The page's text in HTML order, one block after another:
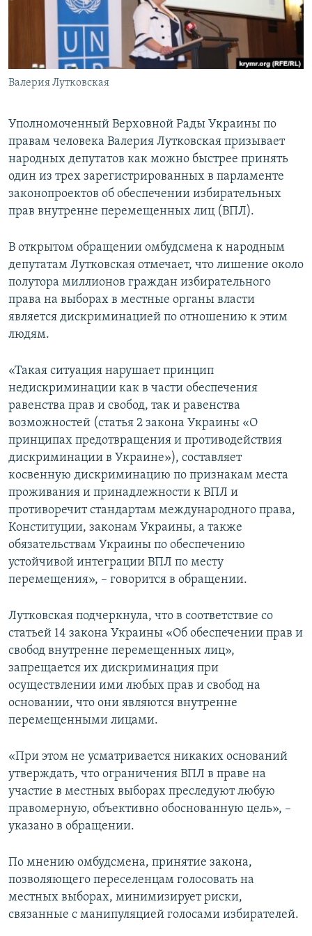
ПОБЕДИТЕЛЕЙ НЕ СУДЯТ?
КРЫМ.НЕПОКОРЕННЫЙ
ELIFBE
УКРАИНСКАЯ ПРОБЛЕМА КРЫМА
ПРИСОЕДИНЯЙТЕСЬ!
Валерия Лутковская
Уполномоченный Верховной Рады Украины по
правам человека Валерия Лутковская призывает
народных депутатов как можно быстрее принять
один из трех зарегистрированных в парламенте
законопроектов об обеспечении избирательных
прав внутренне перемещенных лиц (ВПЛ).
В открытом обращении омбудсмена к народным
депутатам Лутковская отмечает, что лишение около
полутора миллионов граждан избирательного
права на выборах в местные органы власти
является дискриминацией по отношению к этим
людям.
«Такая ситуация нарушает принцип
недискриминации как в части обеспечения
равенства прав и свобод, так и равенства
возможностей (статья 2 закона Украины «О
принципах предотвращения и противодействия
дискриминации в Украине»), составляет
косвенную дискриминацию по признакам места
проживания и принадлежности к ВПЛ и
противоречит стандартам международного права,
Конституции, законам Украины, а также
обязательствам Украины по обеспечению
устойчивой интеграции ВПЛ по месту
перемещения», – говорится в обращении.
Лутковская подчеркнула, что в соответствие со
статьей 14 закона Украины «Об обеспечении прав и
свобод внутренне перемещенных лиц»,
запрещается их дискриминация при
осуществлении ими любых прав и свобод на
основании, что они являются внутренне
перемещенными лицами.
«При этом не усматривается никаких оснований
утверждать, что ограничения ВПЛ в праве на
участие в местных выборах преследуют любую
правомерную, объективно обоснованную цель», –
указано в обращении.
По мнению омбудсмена, принятие закона,
позволяющего переселенцам голосовать на
местных выборах, минимизирует риски,
связанные с манипуляцией голосами избирателей.